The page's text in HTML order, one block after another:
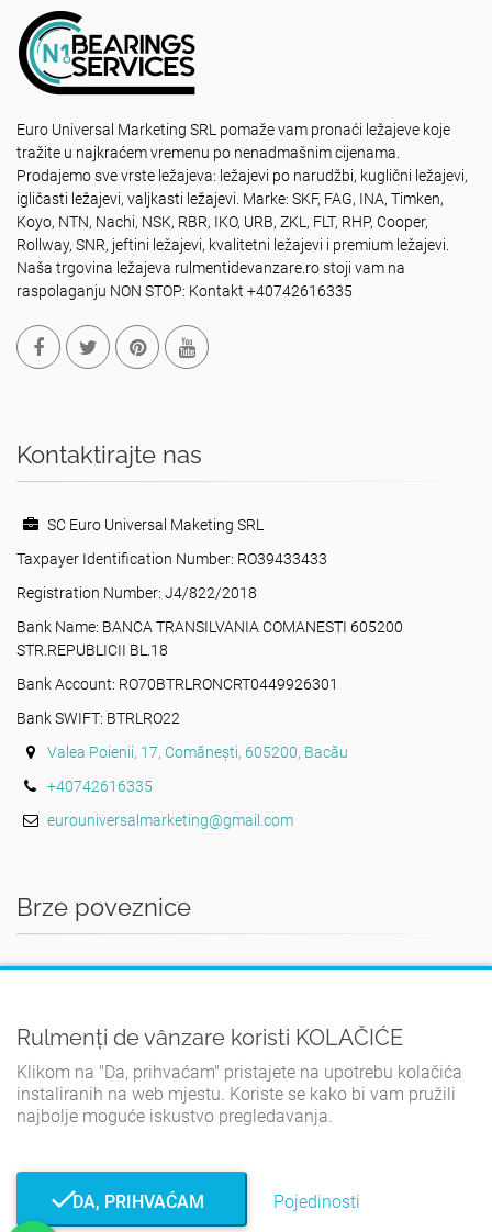
Euro Universal Marketing SRL pomaže vam pronaći ležajeve koje
tražite u najkraćem vremenu po nenadmašnim cijenama.
Prodajemo sve vrste ležajeva: ležajevi po narudžbi, kuglični ležajevi,
igličasti ležajevi, valjkasti ležajevi. Marke: SKF, FAG, INA, Timken,
Koyo, NTN, Nachi, NSK, RBR, IKO, URB, ZKL, FLT, RHP, Cooper,
Rollway, SNR, jeftini ležajevi, kvalitetni ležajevi i premium ležajevi.
Naša trgovina ležajeva rulmentidevanzare.ro stoji vam na
raspolaganju NON STOP: Kontakt +40742616335
Kontaktirajte nas
SC Euro Universal Maketing SRL
Taxpayer Identification Number: RO39433433
Registration Number: J4/822/2018
Bank Name: BANCA TRANSILVANIA COMANESTI 605200
STR.REPUBLICII BL.18
Bank Account: RO70BTRLRONCRT0449926301
Bank SWIFT: BTRLRO22
Valea Poienii, 17, Comănești, 605200, Bacău
+40742616335
eurouniversalmarketing@gmail.com
Brze poveznice
POLITIKA PRIVATNOSTI
PRAVILA O KOLAČIĆIMA
KONTAKT
Rulmenți de vânzare koristi KOLAČIĆE
Klikom na "Da, prihvaćam" pristajete na upotrebu kolačića
instaliranih na web mjestu. Koriste se kako bi vam pružili
najbolje moguće iskustvo pregledavanja.
DA, PRIHVAĆAM Pojedinosti